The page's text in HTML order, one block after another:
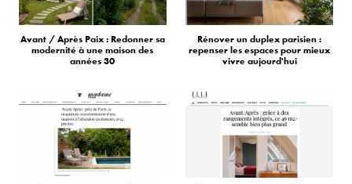
Avant / Après Paix : Redonner sa
modernité à une maison des
années 30
Rénover un duplex parisien :
repenser les espaces pour mieux
vivre aujourd'hui